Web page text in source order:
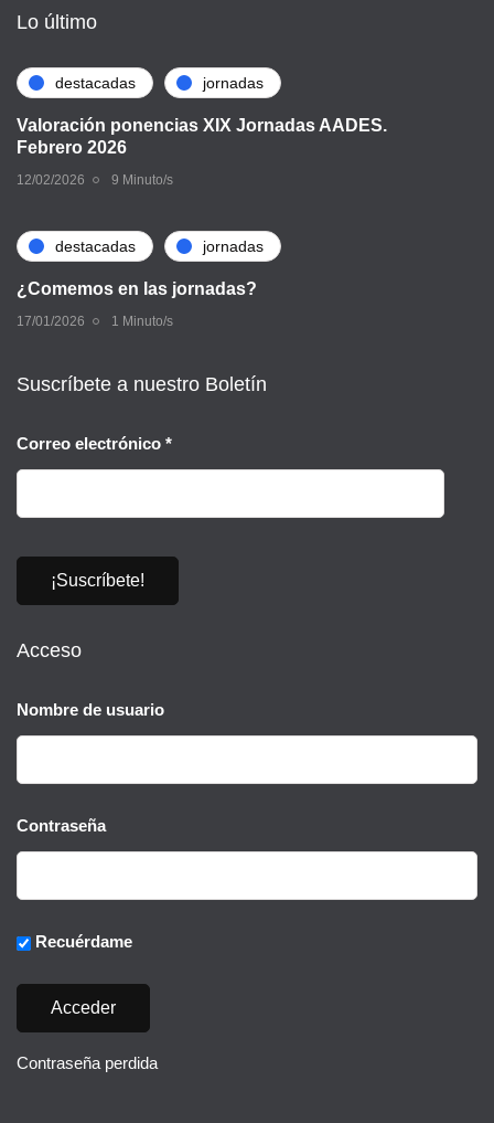
Lo último
destacadas jornadas
Valoración ponencias XIX Jornadas AADES.
Febrero 2026
12/02/2026 9 Minuto/s
destacadas jornadas
¿Comemos en las jornadas?
17/01/2026 1 Minuto/s
Suscríbete a nuestro Boletín
Correo electrónico *
Acceso
Nombre de usuario
Contraseña
Recuérdame
Contraseña perdida